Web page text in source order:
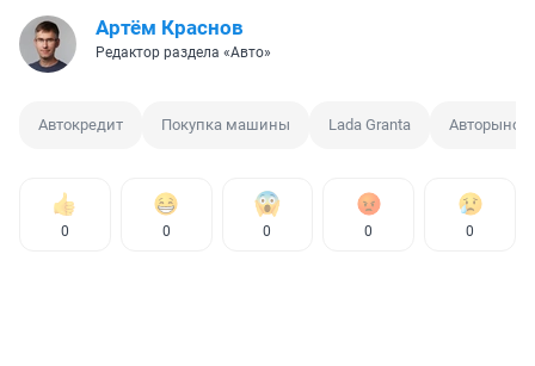
Артём Краснов
Редактор раздела «Авто»
Автокредит Покупка машины Lada Granta Авторынок
0 0 0 0 0